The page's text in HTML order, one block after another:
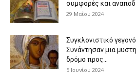
συμφορές και
29 Μαΐου 2024
Συγκλονιστικό
Συνάντησαν μια
δρόμο προς...
5 Ιουνίου 2024